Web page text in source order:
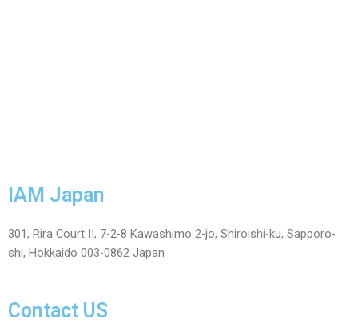
IAM Japan
301, Rira Court II, 7-2-8 Kawashimo 2-jo, Shiroishi-ku, Sapporo-
shi, Hokkaido 003-0862 Japan
Contact US